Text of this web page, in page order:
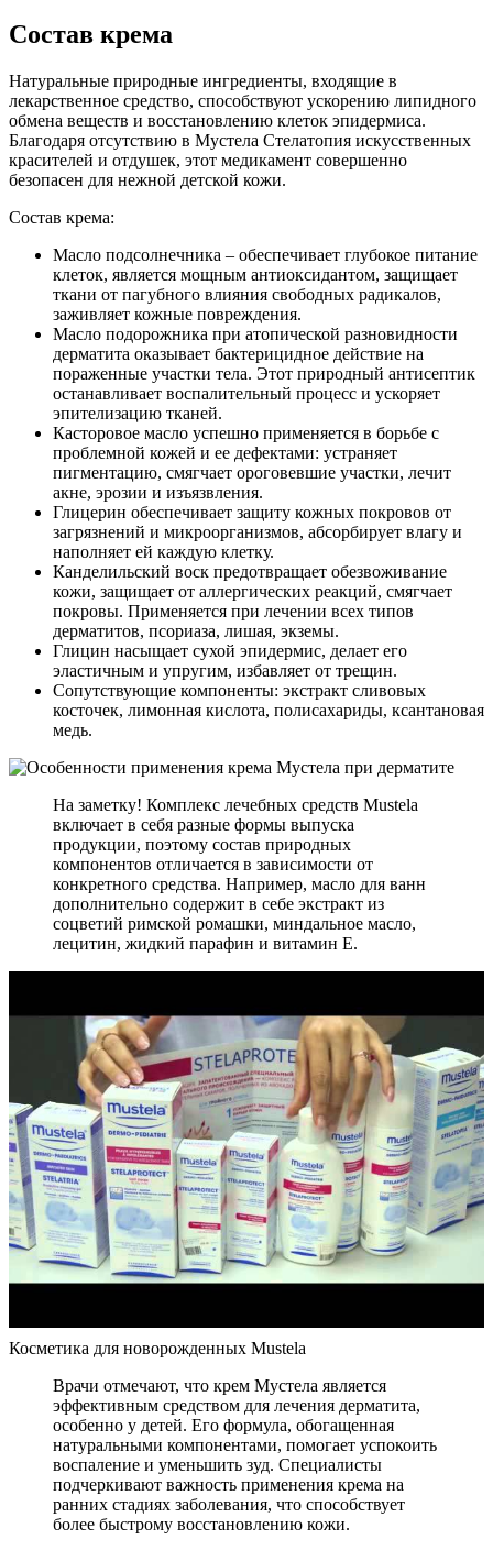
Состав крема
Натуральные природные ингредиенты, входящие в
лекарственное средство, способствуют ускорению липидного
обмена веществ и восстановлению клеток эпидермиса.
Благодаря отсутствию в Мустела Стелатопия искусственных
красителей и отдушек, этот медикамент совершенно
безопасен для нежной детской кожи.
Состав крема:
Масло подсолнечника – обеспечивает глубокое питание
клеток, является мощным антиоксидантом, защищает
ткани от пагубного влияния свободных радикалов,
заживляет кожные повреждения.
Масло подорожника при атопической разновидности
дерматита оказывает бактерицидное действие на
пораженные участки тела. Этот природный антисептик
останавливает воспалительный процесс и ускоряет
эпителизацию тканей.
Касторовое масло успешно применяется в борьбе с
проблемной кожей и ее дефектами: устраняет
пигментацию, смягчает ороговевшие участки, лечит
акне, эрозии и изъязвления.
Глицерин обеспечивает защиту кожных покровов от
загрязнений и микроорганизмов, абсорбирует влагу и
наполняет ей каждую клетку.
Канделильский воск предотвращает обезвоживание
кожи, защищает от аллергических реакций, смягчает
покровы. Применяется при лечении всех типов
дерматитов, псориаза, лишая, экземы.
Глицин насыщает сухой эпидермис, делает его
эластичным и упругим, избавляет от трещин.
Сопутствующие компоненты: экстракт сливовых
косточек, лимонная кислота, полисахариды, ксантановая
медь.
На заметку! Комплекс лечебных средств Mustela
включает в себя разные формы выпуска
продукции, поэтому состав природных
компонентов отличается в зависимости от
конкретного средства. Например, масло для ванн
дополнительно содержит в себе экстракт из
соцветий римской ромашки, миндальное масло,
лецитин, жидкий парафин и витамин Е.
Косметика для новорожденных Mustela
Врачи отмечают, что крем Мустела является
эффективным средством для лечения дерматита,
особенно у детей. Его формула, обогащенная
натуральными компонентами, помогает успокоить
воспаление и уменьшить зуд. Специалисты
подчеркивают важность применения крема на
ранних стадиях заболевания, что способствует
более быстрому восстановлению кожи.